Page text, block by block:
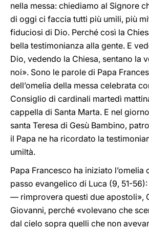
nella messa: chiediamo al Signore
di oggi ci faccia tutti più umili, più
fiduciosi di Dio. Perché così la
bella testimonianza alla gente. E
Dio, vedendo la Chiesa, sentano la
noi». Sono le parole di Papa
dell’omelia della messa celebrata
Consiglio di cardinali martedì
cappella di Santa Marta. E nel
santa Teresa di Gesù Bambino,
il Papa ne ha ricordato la
umiltà.
Papa Francesco ha iniziato l’omelia
passo evangelico di Luca (9, 51-
— rimprovera questi due apostoli»,
Giovanni, perché «volevano che
dal cielo sopra quelli che non